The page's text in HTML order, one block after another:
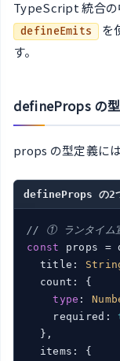
TypeScript 統合の
defineEmits
を
す。
defineProps の
props の型定義に
defineProps の2
// ① ランタイム宣
const props =
  title:
  count: {
type :
    required:
  },
  items: {